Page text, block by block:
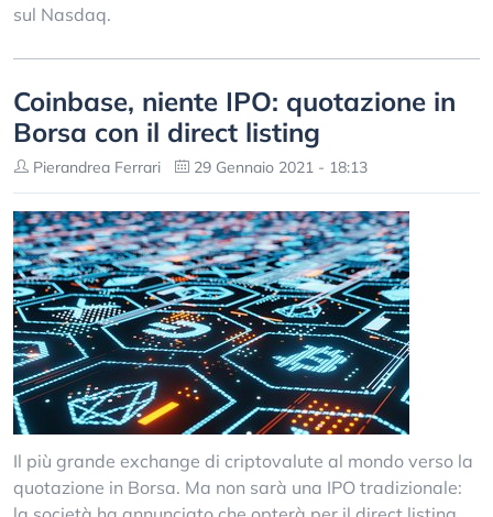
sul Nasdaq.
Coinbase, niente IPO: quotazione in
Borsa con il direct listing
Pierandrea Ferrari 29 Gennaio 2021 - 18:13
Il più grande exchange di criptovalute al mondo verso la
quotazione in Borsa. Ma non sarà una IPO tradizionale: